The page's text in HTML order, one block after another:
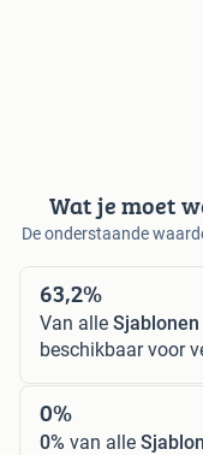
Wat je moet
De onderstaande
63,2%
Van alle
beschikbaar voor
0%
0% van alle